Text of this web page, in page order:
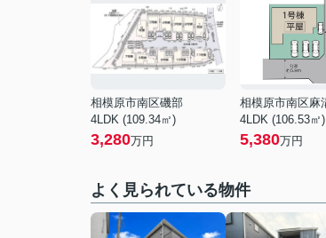
相模原市南区磯部
4LDK (109.34㎡)
3,280万円
4LDK (106.53㎡)
5,380万円
よく見られている物件